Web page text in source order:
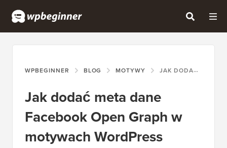
WPBEGINNER BLOG MOTYWY JAK DODAĆ META DANE FACEBOOK OPEN GRAPH W MOTYWACH WORDPRESS
Jak dodać meta dane
Facebook Open Graph w
motywach WordPress